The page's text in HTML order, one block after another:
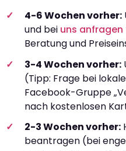
4-6 Wochen vorher:
und bei uns anfragen
Beratung und
3-4 Wochen vorher:
(Tipp: Frage bei
Facebook-Gruppe
nach kostenlosen
2-3 Wochen vorher:
beantragen (bei